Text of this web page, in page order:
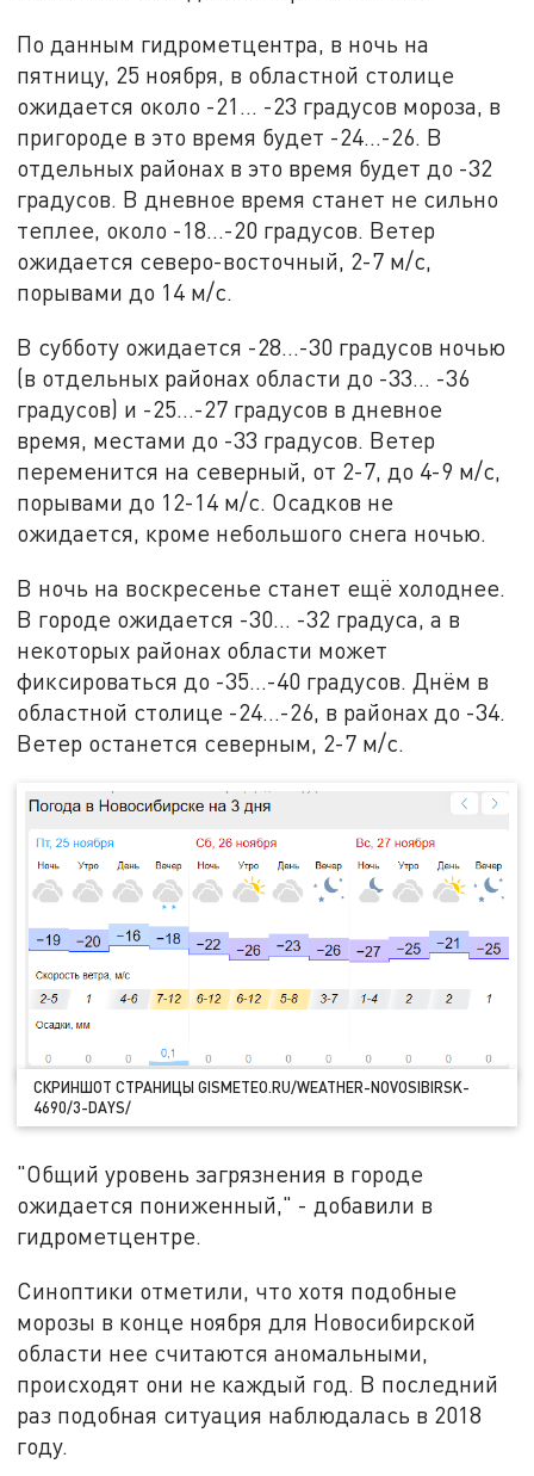
По данным гидрометцентра, в ночь на
пятницу, 25 ноября, в областной столице
ожидается около -21… -23 градусов мороза, в
пригороде в это время будет -24…-26. В
отдельных районах в это время будет до -32
градусов. В дневное время станет не сильно
теплее, около -18…-20 градусов. Ветер
ожидается северо-восточный, 2-7 м/с,
порывами до 14 м/с.
В субботу ожидается -28…-30 градусов ночью
(в отдельных районах области до -33… -36
градусов) и -25…-27 градусов в дневное
время, местами до -33 градусов. Ветер
переменится на северный, от 2-7, до 4-9 м/с,
порывами до 12-14 м/с. Осадков не
ожидается, кроме небольшого снега ночью.
В ночь на воскресенье станет ещё холоднее.
В городе ожидается -30… -32 градуса, а в
некоторых районах области может
фиксироваться до -35…-40 градусов. Днём в
областной столице -24…-26, в районах до -34.
Ветер останется северным, 2-7 м/с.
СКРИНШОТ СТРАНИЦЫ GISMETEO.RU/WEATHER-NOVOSIBIRSK-
4690/3-DAYS/
"Общий уровень загрязнения в городе
ожидается пониженный," - добавили в
гидрометцентре.
Синоптики отметили, что хотя подобные
морозы в конце ноября для Новосибирской
области нее считаются аномальными,
происходят они не каждый год. В последний
раз подобная ситуация наблюдалась в 2018
году.